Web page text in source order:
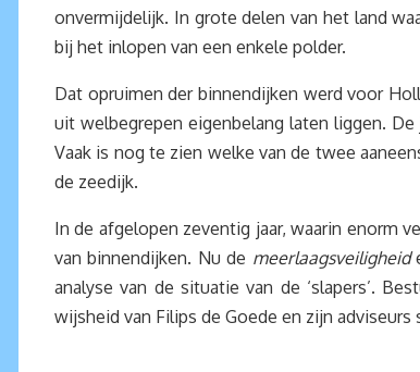
onvermijdelijk. In grote delen van het land
bij het inlopen van een enkele polder.
Dat opruimen der binnendijken werd voor
uit welbegrepen eigenbelang laten liggen.
Vaak is nog te zien welke van de twee
de zeedijk.
In de afgelopen zeventig jaar, waarin enorm
van binnendijken. Nu de meerlaagsveiligheid
analyse van de situatie van de ‘slapers’.
wijsheid van Filips de Goede en zijn adviseurs